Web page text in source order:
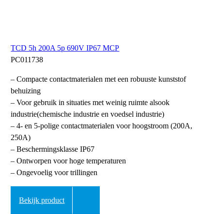
TCD 5h 200A 5p 690V IP67 MCP
PC011738
– Compacte contactmaterialen met een robuuste kunststof
behuizing
– Voor gebruik in situaties met weinig ruimte alsook
industrie(chemische industrie en voedsel industrie)
– 4- en 5-polige contactmaterialen voor hoogstroom (200A,
250A)
– Beschermingsklasse IP67
– Ontworpen voor hoge temperaturen
– Ongevoelig voor trillingen
Bekijk product